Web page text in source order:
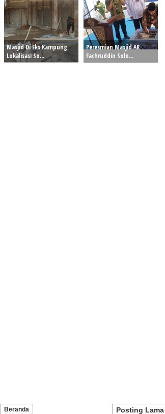
Masjid Di Eks Kampung
Lokalisasi So...
Peresmian Masjid AR
Fachruddin Solo...
Posting Lama
Beranda